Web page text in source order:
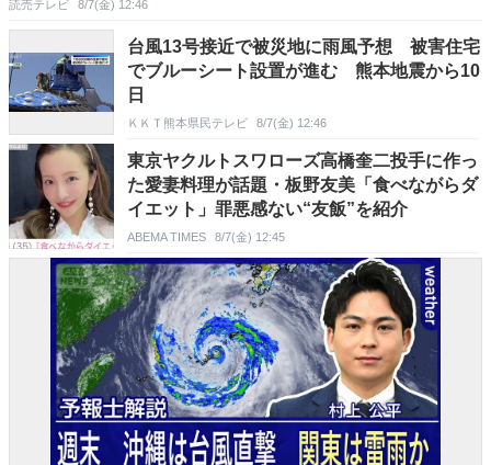
読売テレビ 8/7(金) 12:46
台風13号接近で被災地に雨風予想 被害住宅
でブルーシート設置が進む 熊本地震から10
日
ＫＫＴ熊本県民テレビ 8/7(金) 12:46
東京ヤクルトスワローズ高橋奎二投手に作っ
た愛妻料理が話題・板野友美「食べながらダ
イエット」罪悪感ない“友飯”を紹介
ABEMA TIMES 8/7(金) 12:45